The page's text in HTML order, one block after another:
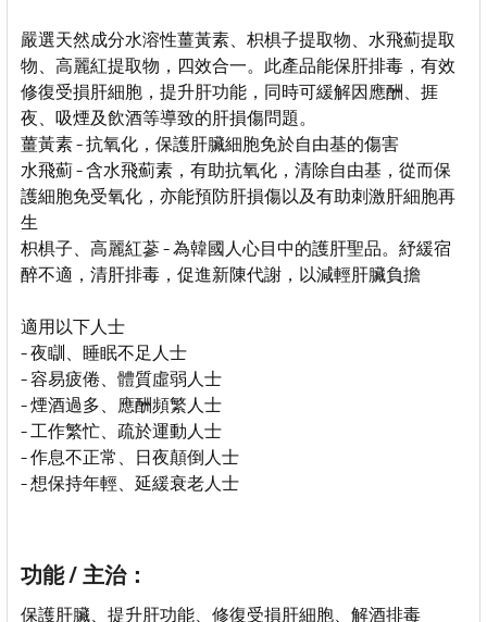
嚴選天然成分水溶性薑黃素、枳椇子提取物、水飛薊提取
物、高麗紅提取物，四效合一。此產品能保肝排毒，有效
修復受損肝細胞，提升肝功能，同時可緩解因應酬、捱
夜、吸煙及飲酒等導致的肝損傷問題。
薑黃素 - 抗氧化，保護肝臟細胞免於自由基的傷害
水飛薊 - 含水飛薊素，有助抗氧化，清除自由基，從而保
護細胞免受氧化，亦能預防肝損傷以及有助刺激肝細胞再
生
枳椇子、高麗紅蔘 - 為韓國人心目中的護肝聖品。紓緩宿
醉不適，清肝排毒，促進新陳代謝，以減輕肝臟負擔
適用以下人士
- 夜瞓、睡眠不足人士
- 容易疲倦、體質虛弱人士
- 煙酒過多、應酬頻繁人士
- 工作繁忙、疏於運動人士
- 作息不正常、日夜顛倒人士
- 想保持年輕、延緩衰老人士
功能 / 主治：
保護肝臟、提升肝功能、修復受損肝細胞、解酒排毒